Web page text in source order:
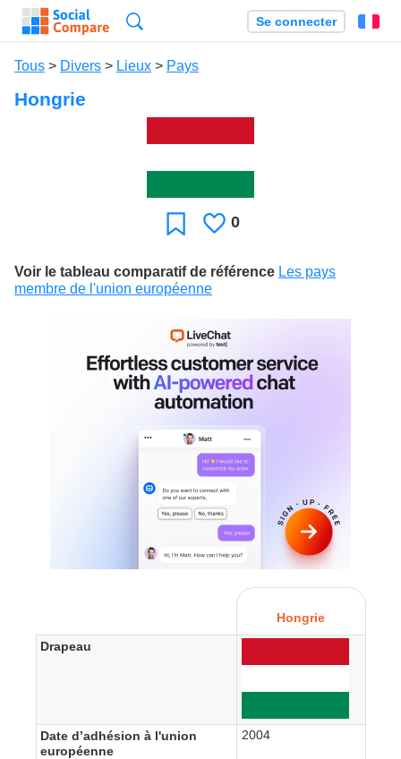
Se connecter
Tous > Divers > Lieux > Pays
Hongrie
Favori J'aime
0
Voir le tableau comparatif de référence Les pays
membre de l'union européenne
Hongrie
Drapeau
Date d’adhésion à l'union
européenne
2004